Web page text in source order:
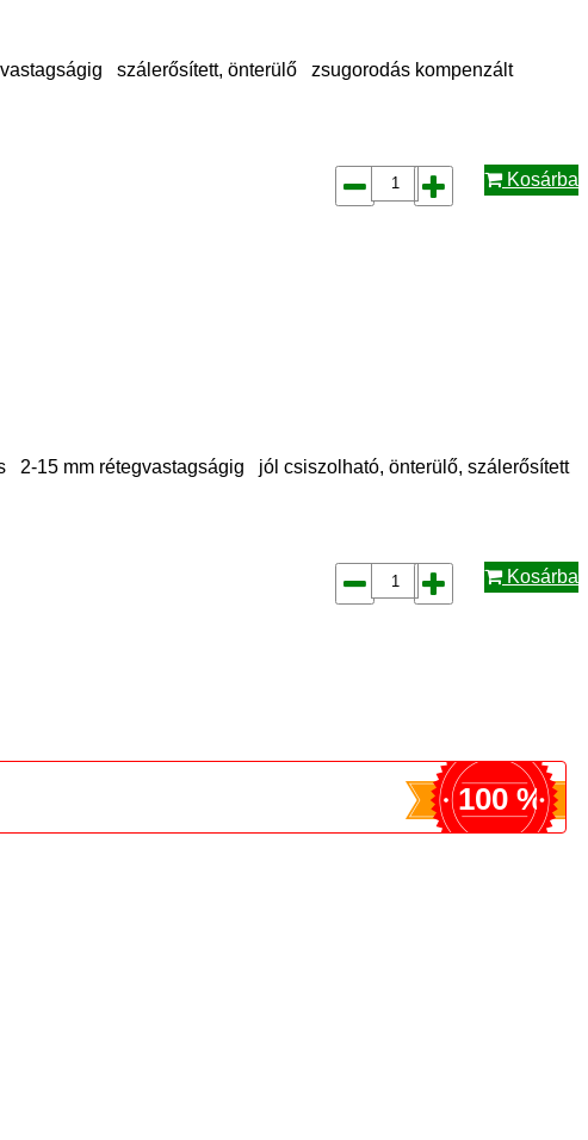
szálerősített, önterülő zsugorodás kompenzált
Kosárba
2-15 mm rétegvastagságig jól csiszolható, önterülő, szálerősített
Kosárba
100 %